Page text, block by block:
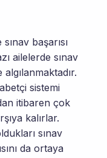
başarısı
ailelerde sınav
sistemi
itibaren çok
kalırlar.
sınav
da ortaya